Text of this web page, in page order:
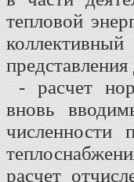
тепловой
- расчет
вновь
численности
расчет